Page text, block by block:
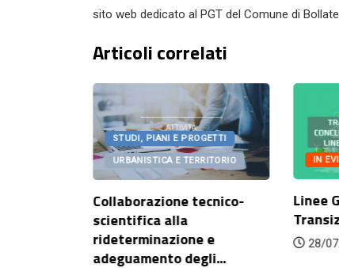
sito web dedicato al PGT del Comune di
Articoli correlati
STUDI, PIANI E PROGETTI
URBANISTICA E TERRITORIO
Collaborazione tecnico-
scientifica alla
rideterminazione e
adeguamento degli...
IN
Linee
28/07/